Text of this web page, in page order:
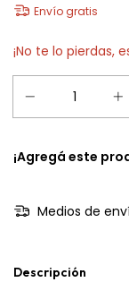
Envío gratis
¡No te lo pierdas,
¡Agregá este
Medios de
Descripción